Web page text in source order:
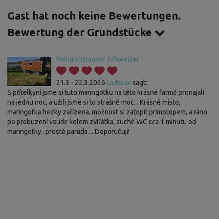
Gast hat noch keine Bewertungen.
Bewertung der Grundstücke
Marigot Brauner Schweizer
21.3 - 22.3.2026 Ladislav sagt:
S přítelkyní jsme si tuto maringotku na této krásné farmě pronajali
na jednu noc, a užili jsme si to strašně moc... Krásné místo,
maringotka hezky zařízena, možnost si zatopit primotopem, a ráno
po probuzení vsude kolem zvířátka, suché WC cca 1 minutu od
maringotky.. prostě paráda ... Doporučuji!